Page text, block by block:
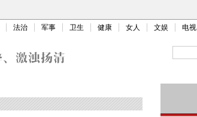
法治 军事 卫生 健康 女人 文娱 电视